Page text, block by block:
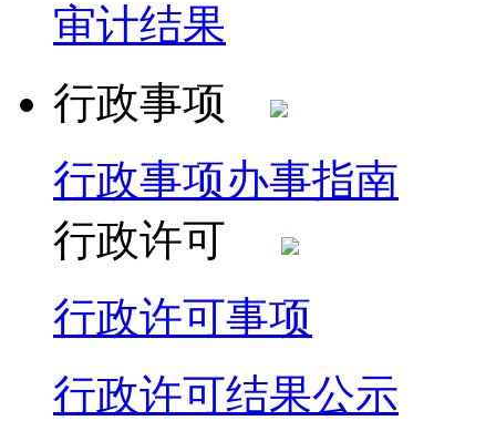
审计结果
行政事项
行政事项办事指南
行政许可
行政许可事项
行政许可结果公示